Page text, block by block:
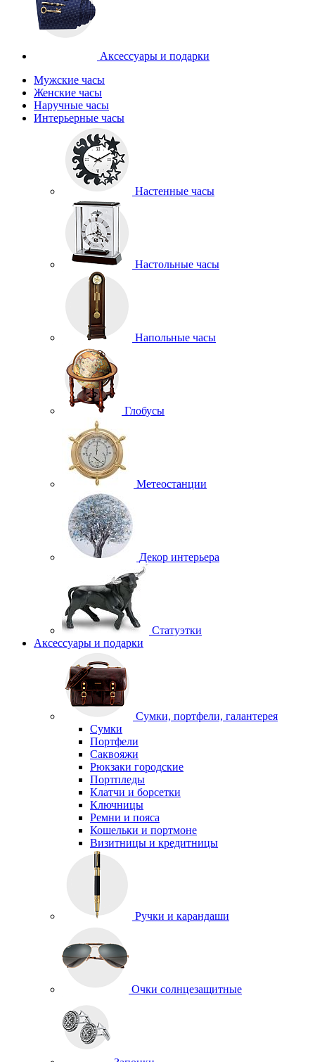
Аксессуары и подарки
Мужские часы
Женские часы
Наручные часы
Интерьерные часы
Настенные часы
Настольные часы
Напольные часы
Глобусы
Метеостанции
Декор интерьера
Статуэтки
Аксессуары и подарки
Сумки, портфели, галантерея
Сумки
Портфели
Саквояжи
Рюкзаки городские
Портпледы
Клатчи и борсетки
Ключницы
Ремни и пояса
Кошельки и портмоне
Визитницы и кредитницы
Ручки и карандаши
Очки солнцезащитные